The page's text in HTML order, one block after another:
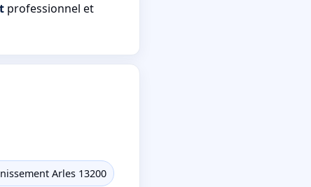
professionnel et
Arles 13200